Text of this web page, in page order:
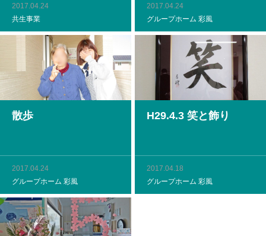
2017.04.24
共生事業
2017.04.24
グループホーム 彩風
散歩
2017.04.24
グループホーム 彩風
H29.4.3 笑と飾り
2017.04.18
グループホーム 彩風